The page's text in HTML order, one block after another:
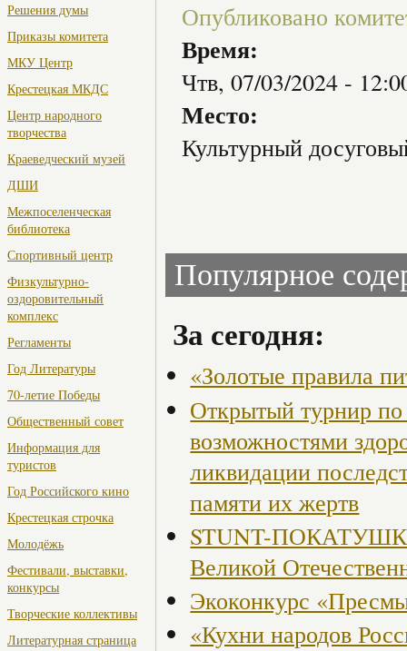
Решения думы
Приказы комитета
МКУ Центр
Крестецкая МКДС
Центр народного
творчества
Краеведческий музей
ДШИ
Межпоселенческая
библиотека
Спортивный центр
Физкультурно-
оздоровительный
комплекс
Регламенты
Год Литературы
70-летие Победы
Общественный совет
Информация для
туристов
Год Российского кино
Крестецкая строчка
Молодёжь
Фестивали, выставки,
конкурсы
Творческие коллективы
Литературная страница
Опубликовано
Время:
Чтв, 07/03/2024 -
Место:
Культурный
Популярное
За сегодня:
«Золотые правила
Открытый турнир
возможностями
ликвидации
памяти их жертв
STUNT-
Великой
Экоконкурс
«Кухни народов